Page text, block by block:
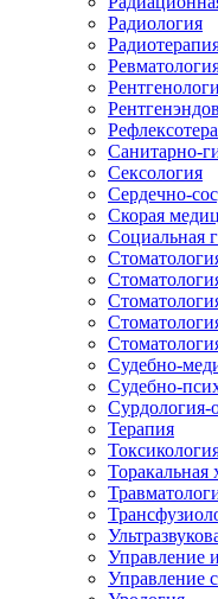
Радиология
Санитарно-
Сексология
Сердечно-
Скорая
Социальная
Судебно-
Судебно-
Сурдология-
Терапия
Торакальная
Управление
Управление